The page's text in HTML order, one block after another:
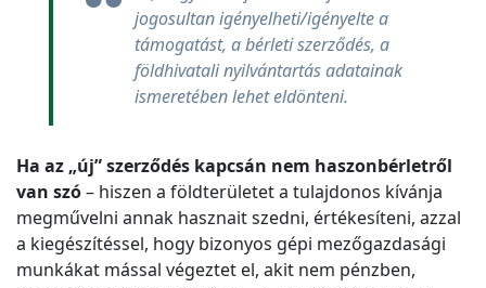
jogosultan igényelheti/igényelte a
támogatást, a bérleti szerződés, a
földhivatali nyilvántartás adatainak
ismeretében lehet eldönteni.
Ha az „új” szerződés kapcsán nem haszonbérletről
van szó– hiszen a földterületet a tulajdonos kívánja
megművelni annak hasznait szedni, értékesíteni, azzal
a kiegészítéssel, hogy bizonyos gépi mezőgazdasági
munkákat mással végeztet el, akit nem pénzben,